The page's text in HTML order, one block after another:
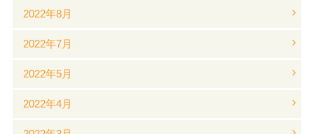
2022年8月
2022年7月
2022年5月
2022年4月